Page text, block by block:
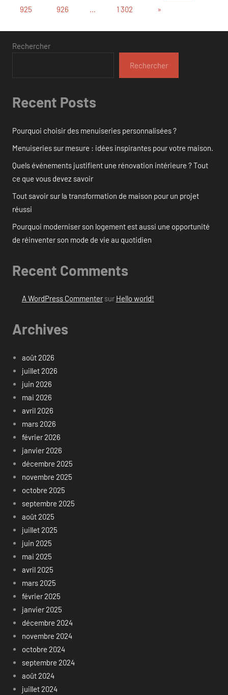
des
publications
925 926 … 1 302
Articles
»
Rechercher
Rechercher
Recent Posts
Pourquoi choisir des menuiseries personnalisées ?
Menuiseries sur mesure : idées inspirantes pour votre maison.
Quels événements justifient une rénovation intérieure ? Tout
ce que vous devez savoir
Tout savoir sur la transformation de maison pour un projet
réussi
Pourquoi moderniser son logement est aussi une opportunité
de réinventer son mode de vie au quotidien
Recent Comments
A WordPress Commentersur Hello world!
Archives
août 2026
juillet 2026
juin 2026
mai 2026
avril 2026
mars 2026
février 2026
janvier 2026
décembre 2025
novembre 2025
octobre 2025
septembre 2025
août 2025
juillet 2025
juin 2025
mai 2025
avril 2025
mars 2025
février 2025
janvier 2025
décembre 2024
novembre 2024
octobre 2024
septembre 2024
août 2024
juillet 2024